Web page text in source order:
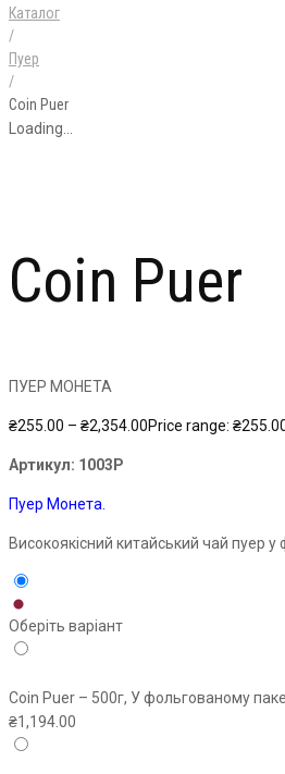
Каталог
/
Пуер
/
Coin Puer
Loading...
Coin Puer
ПУЕР МОНЕТА
₴255.00 – ₴2,354.00Price range:
Артикул: 1003P
Пуер Монета.
Високоякісний китайський чай пуер у
Оберіть варіант
Coin Puer – 500г, У фольгованому
₴1,194.00